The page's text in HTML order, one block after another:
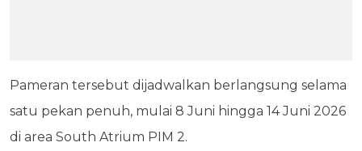
Pameran tersebut dijadwalkan berlangsung selama
satu pekan penuh, mulai 8 Juni hingga 14 Juni 2026
di area South Atrium PIM 2.